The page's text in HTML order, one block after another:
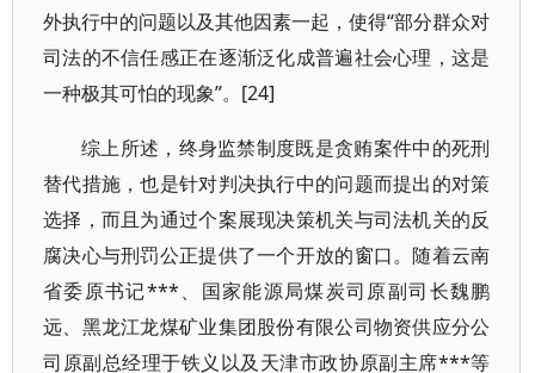
外执行中的问题以及其他因素一起，使得“部分群众对
司法的不信任感正在逐渐泛化成普遍社会心理，这是
一种极其可怕的现象”。[24]
综上所述，终身监禁制度既是贪贿案件中的死刑
替代措施，也是针对判决执行中的问题而提出的对策
选择，而且为通过个案展现决策机关与司法机关的反
腐决心与刑罚公正提供了一个开放的窗口。随着云南
省委原书记***、国家能源局煤炭司原副司长魏鹏
远、黑龙江龙煤矿业集团股份有限公司物资供应分公
司原副总经理于铁义以及天津市政协原副主席***等